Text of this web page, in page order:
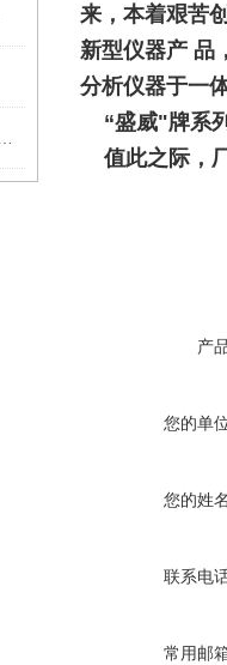
来，本着艰苦
新型仪器产 品
分析仪器于一
“盛威"牌系
值此之际，
产
您的单
您的姓
联系电
常用邮